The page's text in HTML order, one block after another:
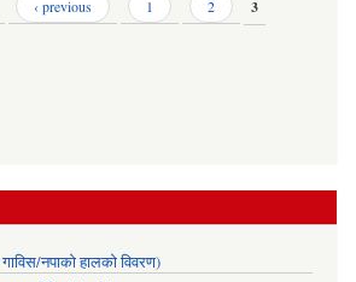
‹ previous 1 2 3
गाविस/नपाको हालको विवरण)